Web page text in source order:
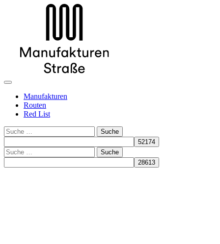
Manufakturen
Routen
Red List
Suche
Suche